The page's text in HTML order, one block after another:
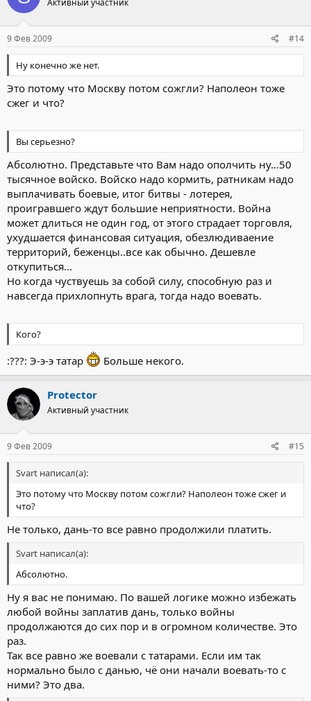
Активный участник
9 Фев 2009 #14
Ну конечно же нет.
Это потому что Москву потом сожгли? Наполеон тоже
сжег и что?
Вы серьезно?
Абсолютно. Представьте что Вам надо ополчить ну...50
тысячное войско. Войско надо кормить, ратникам надо
выплачивать боевые, итог битвы - лотерея,
проигравшего ждут большие неприятности. Война
может длиться не один год, от этого страдает торговля,
ухудшается финансовая ситуация, обезлюдиваение
территорий, беженцы..все как обычно. Дешевле
откупиться...
Но когда чуствуешь за собой силу, способную раз и
навсегда прихлопнуть врага, тогда надо воевать.
Кого?
:???: Э-э-э татар Больше некого.
Protector
Активный участник
9 Фев 2009 #15
Svart написал(а):
Это потому что Москву потом сожгли? Наполеон тоже сжег и
что?
Не только, дань-то все равно продолжили платить.
Svart написал(а):
Абсолютно.
Ну я вас не понимаю. По вашей логике можно избежать
любой войны заплатив дань, только войны
продолжаются до сих пор и в огромном количестве. Это
раз.
Так все равно же воевали с татарами. Если им так
нормально было с данью, чё они начали воевать-то с
ними? Это два.